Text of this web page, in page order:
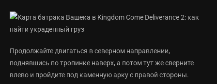
Продолжайте двигаться в северном направлении,
поднявшись по тропинке наверх, а потом тут же сверните
влево и пройдите под каменную арку с правой стороны.